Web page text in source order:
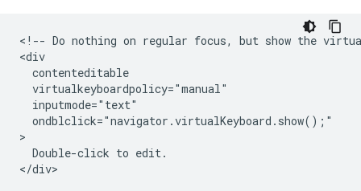
<!-- Do nothing on regular focus, but show the
<div
  contenteditable
  virtualkeyboardpolicy="manual"
  inputmode="text"
  ondblclick="navigator.virtualKeyboard.show();"
>
  Double-click to edit.